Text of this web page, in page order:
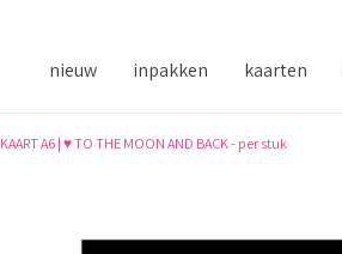
nieuw inpakken kaarten
KAART A6 | ♥ TO THE MOON AND BACK - per stuk